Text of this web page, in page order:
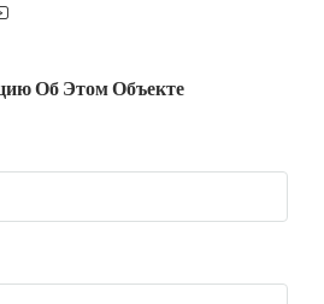
Об Этом Объекте